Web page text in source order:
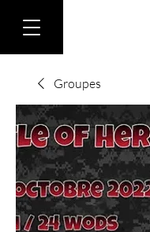
Groupes